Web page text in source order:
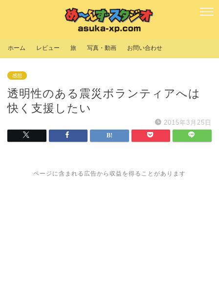
ホーム レビュー 旅 写真・動画 お問い合わせ
感想
透明性のある震災ボランティアへは
快く支援したい
2015年3月25日
ページに含まれる広告から収益を得ることがあります